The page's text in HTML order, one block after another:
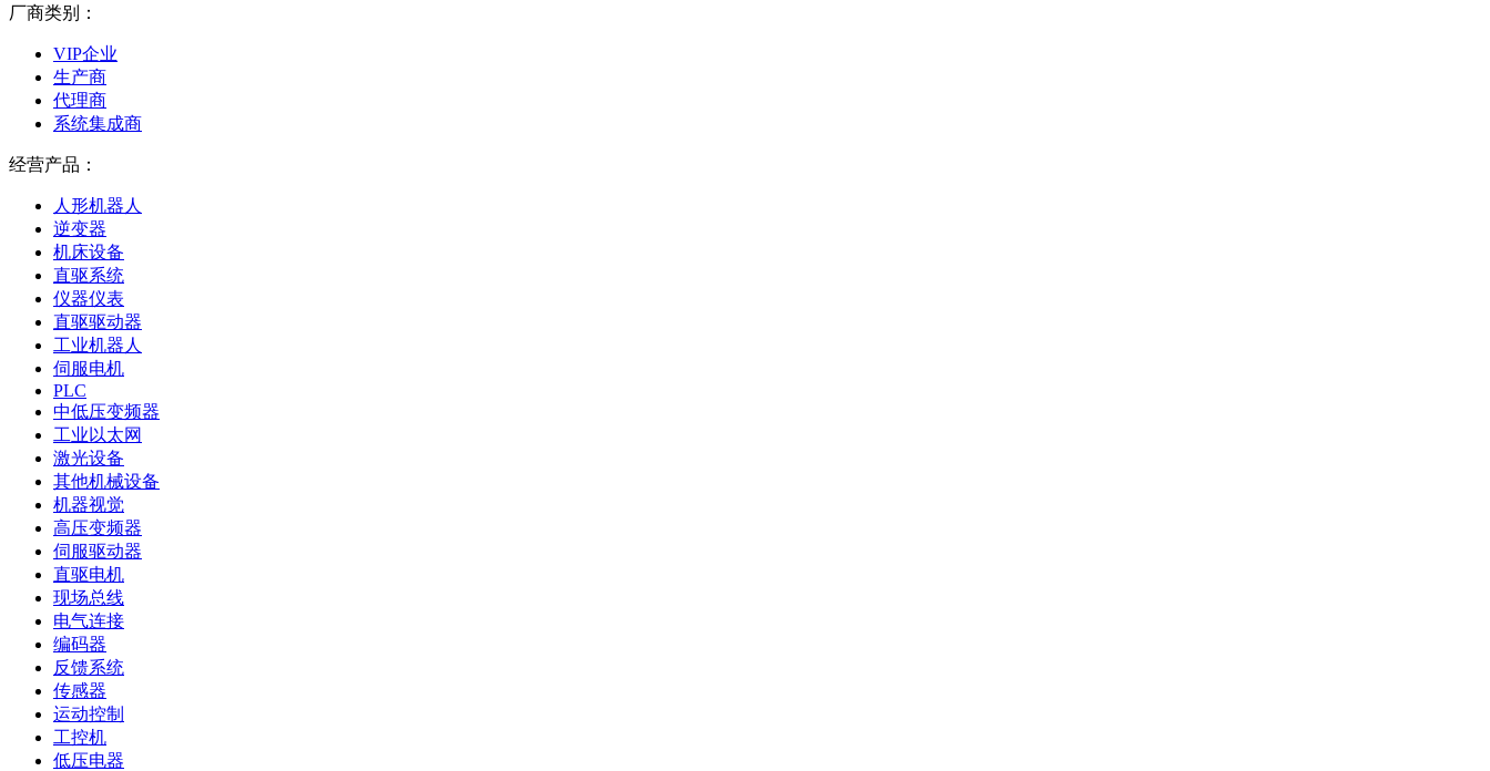
厂商类别：
VIP企业
生产商
代理商
系统集成商
经营产品：
人形机器人
逆变器
机床设备
直驱系统
仪器仪表
直驱驱动器
工业机器人
伺服电机
PLC
中低压变频器
工业以太网
激光设备
其他机械设备
机器视觉
高压变频器
伺服驱动器
直驱电机
现场总线
电气连接
编码器
反馈系统
传感器
运动控制
工控机
低压电器